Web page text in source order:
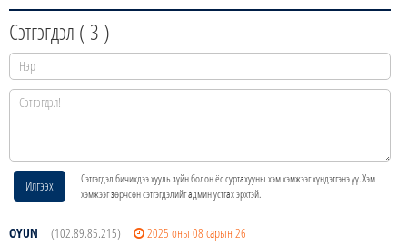
Сэтгэгдэл ( 3 )
Илгээх
Сэтгэгдэл бичихдээ хууль зүйн болон ёс суртахууны хэм хэмжээг хүндэтгэнэ үү. Хэм
хэмжээг зөрчсөн сэтгэгдэлийг админ устгах эрхтэй.
OYUN (102.89.85.215)
2025 оны 08 сарын 26